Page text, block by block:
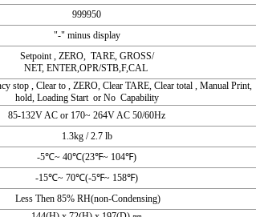
999950
"-" minus display
Setpoint , ZERO, TARE, GROSS/
NET, ENTER,OPR/STB,F,CAL
stop , Clear to , ZERO, Clear TARE, Clear total , Manual Print,
hold, Loading Start or No Capability
85-132V AC or 170~ 264V AC 50/60Hz
1.3kg / 2.7 lb
-5℃~ 40℃(23℉~ 104℉)
-15℃~ 70℃(-5℉~ 158℉)
Less Then 85% RH(non-Condensing)